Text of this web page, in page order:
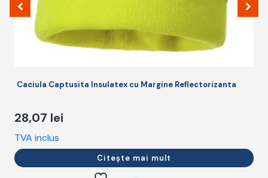
Caciula Captusita Insulatex cu Margine Reflectorizanta
28,07 lei
TVA inclus
Citește mai mult